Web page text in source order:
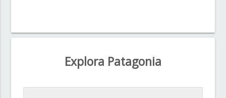
Explora Patagonia